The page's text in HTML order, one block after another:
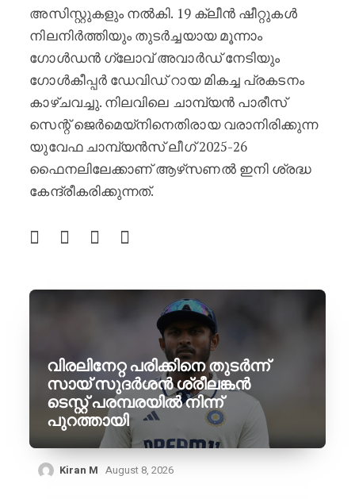
അസിസ്റ്റുകളും നൽകി. 19 ക്ലീൻ ഷീറ്റുകൾ
നിലനിർത്തിയും തുടർച്ചയായ മൂന്നാം
ഗോൾഡൻ ഗ്ലോവ് അവാർഡ് നേടിയും
ഗോൾകീപ്പർ ഡേവിഡ് റായ മികച്ച പ്രകടനം
കാഴ്ചവച്ചു. നിലവിലെ ചാമ്പ്യൻ പാരീസ്
സെന്റ് ജെർമെയ്‌നിനെതിരായ വരാനിരിക്കുന്ന
യുവേഫ ചാമ്പ്യൻസ് ലീഗ് 2025-26
ഫൈനലിലേക്കാണ് ആഴ്‌സണൽ ഇനി ശ്രദ്ധ
കേന്ദ്രീകരിക്കുന്നത്.
വിരലിനേറ്റ പരിക്കിനെ തുടർന്ന്
സായ് സുദർശൻ ശ്രീലങ്കൻ
ടെസ്റ്റ് പരമ്പരയിൽ നിന്ന്
പുറത്തായി
Kiran M August 8, 2026